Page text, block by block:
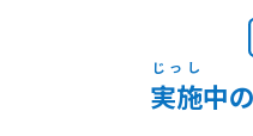
実施
じっし
中